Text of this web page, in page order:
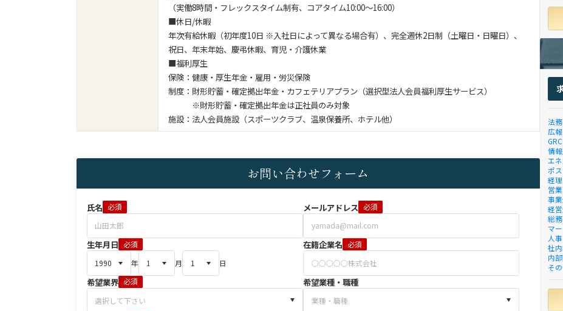
（実働8時間・フレックスタイム制有、コアタイム10:00～16:00）
■休日/休暇
年次有給休暇（初年度10日 ※入社日によって異なる場合有）、完全週休2日制（土曜日・日曜日）、
祝日、年末年始、慶弔休暇、育児・介護休業
■福利厚生
保険：健康・厚生年金・雇用・労災保険
制度：財形貯蓄・確定拠出年金・カフェテリアプラン（選択型法人会員福利厚生サービス）
※財形貯蓄・確定拠出年金は正社員のみ対象
施設：法人会員施設（スポーツクラブ、温泉保養所、ホテル他）
お問い合わせフォーム
氏名 必須 メールアドレス 必須
生年月日 必須
年
月 日
在籍企業名 必須
希望業界 必須 希望業種・職種
法
広
GRC
情
エ
ポ
経
営業
事
経
総務
マ
人事
社
内
そ